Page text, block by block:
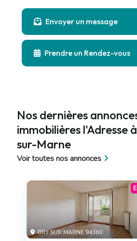
Envoyer un message
Prendre un Rendez-vous
Nos dernières
immobilières l'Adresse
sur-Marne
Voir toutes nos annonces
BRY SUR MARNE 94360